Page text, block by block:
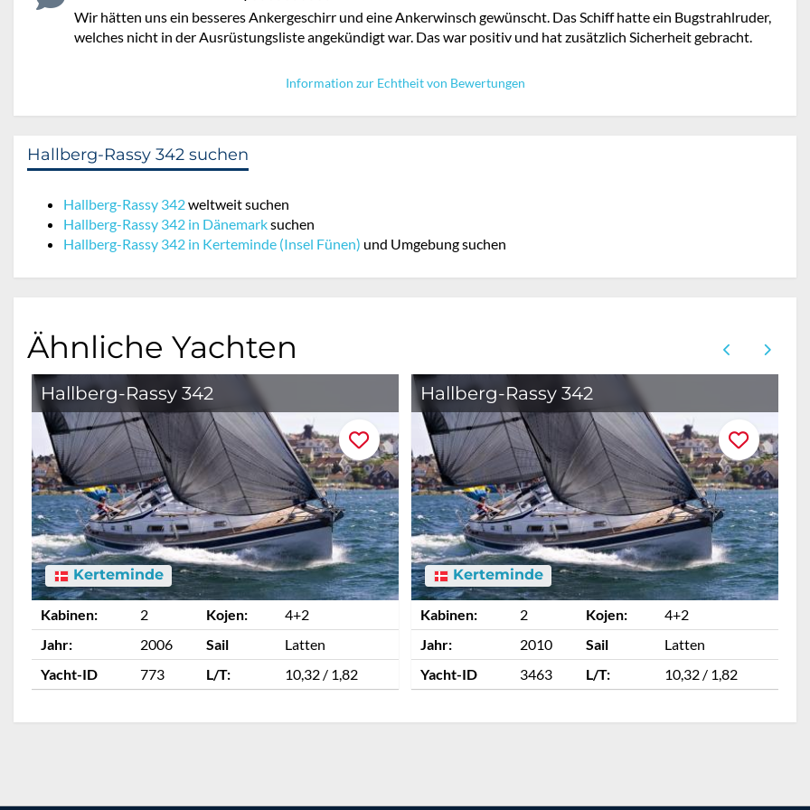
Wir hätten uns ein besseres Ankergeschirr und eine Ankerwinsch gewünscht. Das Schiff hatte ein Bugstrahlruder,
welches nicht in der Ausrüstungsliste angekündigt war. Das war positiv und hat zusätzlich Sicherheit gebracht.
Information zur Echtheit von Bewertungen
Hallberg-Rassy 342 suchen
Hallberg-Rassy 342weltweit suchen
Hallberg-Rassy 342 in Dänemarksuchen
Hallberg-Rassy 342 in Kerteminde (Insel Fünen) und Umgebung suchen
Ähnliche Yachten
Hallberg-Rassy 342
Kerteminde
Kabinen: 2 Kojen:
4+2
Jahr:
2006 Sail
Latten
Yacht-ID
773 L/T: 10,32 / 1,82
Hallberg-Rassy 342
Kerteminde
Kabinen: 2 Kojen:
4+2
Jahr:
2010 Sail
Latten
Yacht-ID
3463 L/T: 10,32 / 1,82